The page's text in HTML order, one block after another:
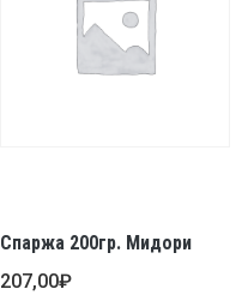
Спаржа 200гр. Мидори
207,00₽